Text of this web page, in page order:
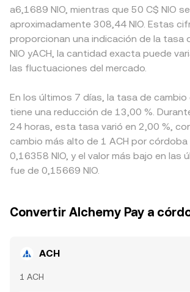
a6,1689 NIO, mientras que 50 C$ NIO
aproximadamente 308,44 NIO. Estas
proporcionan una indicación de la tasa
NIO yACH, la cantidad exacta puede
las fluctuaciones del mercado.
En los últimos 7 días, la tasa de cambio
tiene una reducción de 13,00 %.
24 horas, esta tasa varió en 2,00 %,
cambio más alto de 1 ACH por
0,16358 NIO, y el valor más bajo en las
fue de 0,15669 NIO.
Convertir Alchemy Pay a
ACH
1 ACH